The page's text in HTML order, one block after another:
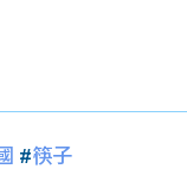
#筷子